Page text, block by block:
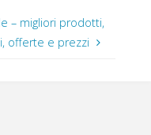
– migliori prodotti,
offerte e prezzi